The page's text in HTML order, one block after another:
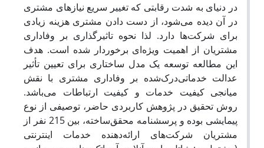
در دنیای به شدت رقابتی که تغییر سریع نیازهای مشتری
در آن دیده می‌شود، از دست دادن مشتری هزینه زیادی
برای شرکت‌ها دارد. لذا نحوه تاثیرگذاری بر وفاداری
مشتریان از اهمیت ویژه‌ای برخوردار شده است. هدف
این مطالعه توسعه یک مدل ساختاری برای تعیین تأثیر
عدالت خدماتی‌درک‌شده بر وفاداری مشتری با نقش
میانجی کیفیت خدمات و کیفیت ارتباطات می‌باشد.
روش تحقیق در پژوهش کاربردی حاضر، توصیفی از نوع
پیمایشی بوده و پرسشنامه محقق‌ساخته، بین 215 نفر از
مشتریان شرکت‌های ارائه‌دهنده خدمات اینترنتی